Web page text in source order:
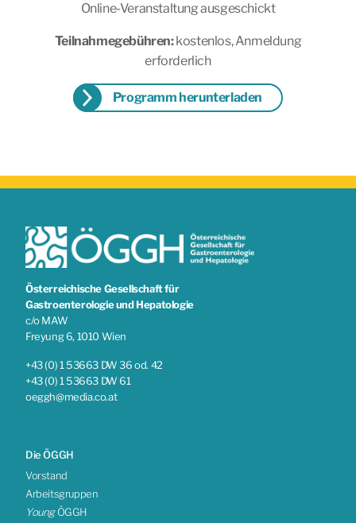
Online-Veranstaltung ausgeschickt
Teilnahmegebühren:kostenlos, Anmeldung
erforderlich
Programm herunterladen
Österreichische Gesellschaft für
Gastroenterologie und Hepatologie
c/o MAW
Freyung 6, 1010 Wien
+43 (0) 1 53663 DW 36 od. 42
+43 (0) 1 53663 DW 61
oeggh@media.co.at
Die ÖGGH
Vorstand
Arbeitsgruppen
YoungÖGGH